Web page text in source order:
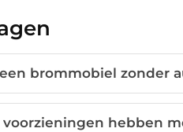
brommobiel zonder
voorzieningen hebben